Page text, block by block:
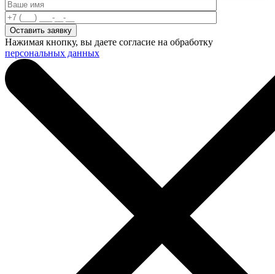
Нажимая кнопку, вы даете согласие на обработку
персональных данных